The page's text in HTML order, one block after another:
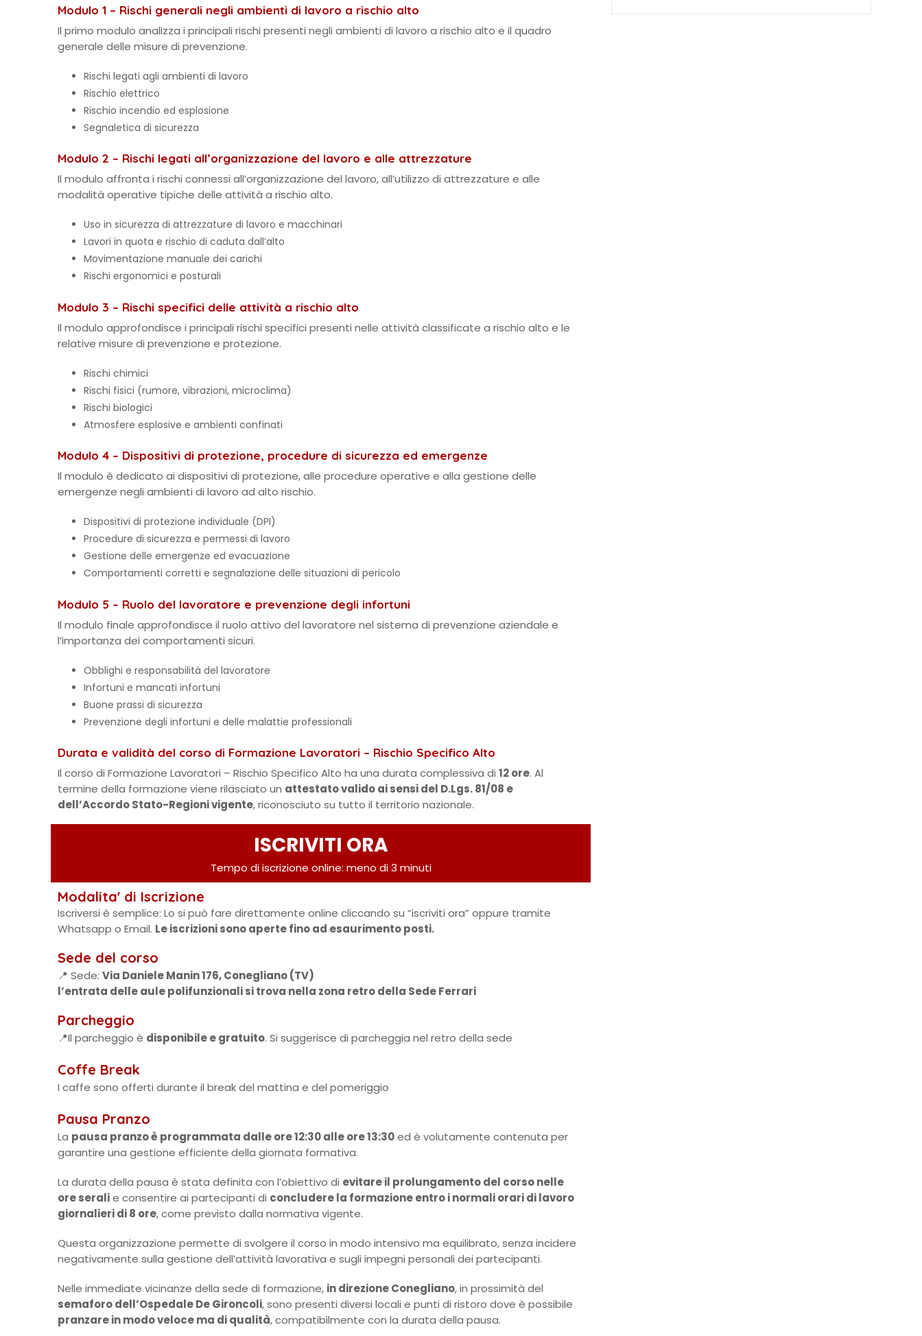
Modulo 1 – Rischi generali negli ambienti di lavoro a rischio alto
Il primo modulo analizza i principali rischi presenti negli ambienti di lavoro a rischio alto e il quadro
generale delle misure di prevenzione.
Rischi legati agli ambienti di lavoro
Rischio elettrico
Rischio incendio ed esplosione
Segnaletica di sicurezza
Modulo 2 – Rischi legati all’organizzazione del lavoro e alle attrezzature
Il modulo affronta i rischi connessi all’organizzazione del lavoro, all’utilizzo di attrezzature e alle
modalità operative tipiche delle attività a rischio alto.
Uso in sicurezza di attrezzature di lavoro e macchinari
Lavori in quota e rischio di caduta dall’alto
Movimentazione manuale dei carichi
Rischi ergonomici e posturali
Modulo 3 – Rischi specifici delle attività a rischio alto
Il modulo approfondisce i principali rischi specifici presenti nelle attività classificate a rischio alto e le
relative misure di prevenzione e protezione.
Rischi chimici
Rischi fisici (rumore, vibrazioni, microclima)
Rischi biologici
Atmosfere esplosive e ambienti confinati
Modulo 4 – Dispositivi di protezione, procedure di sicurezza ed emergenze
Il modulo è dedicato ai dispositivi di protezione, alle procedure operative e alla gestione delle
emergenze negli ambienti di lavoro ad alto rischio.
Dispositivi di protezione individuale (DPI)
Procedure di sicurezza e permessi di lavoro
Gestione delle emergenze ed evacuazione
Comportamenti corretti e segnalazione delle situazioni di pericolo
Modulo 5 – Ruolo del lavoratore e prevenzione degli infortuni
Il modulo finale approfondisce il ruolo attivo del lavoratore nel sistema di prevenzione aziendale e
l’importanza dei comportamenti sicuri.
Obblighi e responsabilità del lavoratore
Infortuni e mancati infortuni
Buone prassi di sicurezza
Prevenzione degli infortuni e delle malattie professionali
Durata e validità del corso di Formazione Lavoratori – Rischio Specifico Alto
Il corso di Formazione Lavoratori – Rischio Specifico Alto ha una durata complessiva di 12 ore. Al
termine della formazione viene rilasciato un attestato valido ai sensi del D.Lgs. 81/08 e
dell’Accordo Stato-Regioni vigente, riconosciuto su tutto il territorio nazionale.
ISCRIVITI ORA
Tempo di iscrizione online: meno di 3 minuti
Modalita' di Iscrizione
Iscriversi è semplice: Lo si può fare direttamente online cliccando su “iscriviti ora” oppure tramite
Whatsapp o Email. Le iscrizioni sono aperte fino ad esaurimento posti.
Sede del corso
📍 Sede: Via Daniele Manin 176, Conegliano (TV)
l’entrata delle aule polifunzionali si trova nella zona retro della Sede Ferrari
Parcheggio
📍Il parcheggio è disponibile e gratuito. Si suggerisce di parcheggia nel retro della sede
Coffe Break
I caffe sono offerti durante il break del mattina e del pomeriggio
Pausa Pranzo
La pausa pranzo è programmata dalle ore 12:30 alle ore 13:30ed è volutamente contenuta per
garantire una gestione efficiente della giornata formativa.
La durata della pausa è stata definita con l’obiettivo di evitare il prolungamento del corso nelle
ore seralie consentire ai partecipanti di concludere la formazione entro i normali orari di lavoro
giornalieri di 8 ore, come previsto dalla normativa vigente.
Questa organizzazione permette di svolgere il corso in modo intensivo ma equilibrato, senza incidere
negativamente sulla gestione dell’attività lavorativa e sugli impegni personali dei partecipanti.
Nelle immediate vicinanze della sede di formazione, in direzione Conegliano, in prossimità del
semaforo dell’Ospedale De Gironcoli, sono presenti diversi locali e punti di ristoro dove è possibile
pranzare in modo veloce ma di qualità, compatibilmente con la durata della pausa.